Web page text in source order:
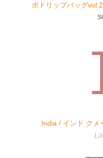
ボドリップバッグ
India / インド ク